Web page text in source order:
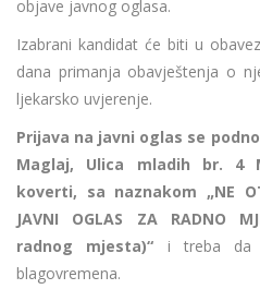
objave javnog oglasa.
Izabrani kandidat će biti u
dana primanja obavještenja o
ljekarsko uvjerenje.
Prijava na javni oglas se
Maglaj, Ulica mladih br. 4
koverti, sa naznakom „NE
JAVNI OGLAS ZA RADNO
radnog mjesta)“ i treba da
blagovremena.